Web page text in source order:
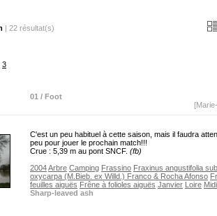
| 22 résultat(s)
3
01 / Foot
C'est un peu habituel à cette saison, mais il faudra
peu pour jouer le prochain match!!!
Crue : 5,39 m au pont SNCF. (fb)
2004Arbre Camping Frassino Fraxinus angustifolia
oxycarpa (M.Bieb. ex Willd.) Franco & Rocha Afonso
feuilles aiguës Frêne à folioles aiguës Janvier Loire Midi
Sharp-leaved ash